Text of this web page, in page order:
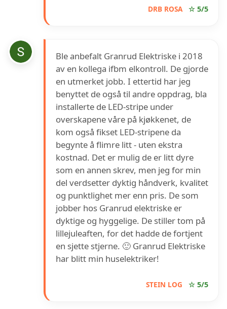
DRB ROSA ☆ 5/5
Ble anbefalt Granrud Elektriske i 2018
av en kollega ifbm elkontroll. De gjorde
en utmerket jobb. I ettertid har jeg
benyttet de også til andre oppdrag, bla
installerte de LED-stripe under
overskapene våre på kjøkkenet, de
kom også fikset LED-stripene da
begynte å flimre litt - uten ekstra
kostnad. Det er mulig de er litt dyre
som en annen skrev, men jeg for min
del verdsetter dyktig håndverk, kvalitet
og punktlighet mer enn pris. De som
jobber hos Granrud elektriske er
dyktige og hyggelige. De stiller tom på
lillejuleaften, for det hadde de fortjent
en sjette stjerne. 🙂 Granrud Elektriske
har blitt min huselektriker!
STEIN LOG ☆ 5/5